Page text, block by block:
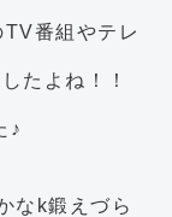
番組やテレ
たよね！！
♪
なk鍛えづら